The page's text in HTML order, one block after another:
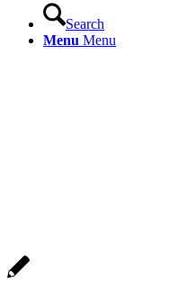
Search
Menu Menu